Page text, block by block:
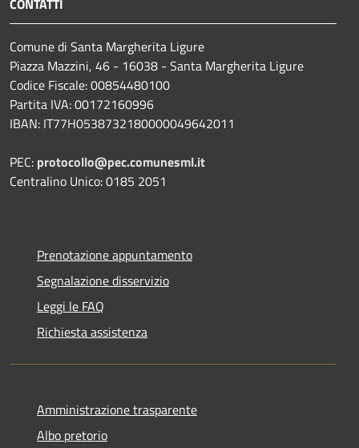
Comune di Santa Margherita Ligure
Piazza Mazzini, 46 - 16038 - Santa Margherita Ligure
Codice Fiscale: 00854480100
Partita IVA: 00172160996
IBAN: IT77H0538732180000049642011
PEC: protocollo@pec.comunesml.it
Centralino Unico: 0185 2051
Prenotazione appuntamento
Segnalazione disservizio
Leggi le FAQ
Richiesta assistenza
Amministrazione trasparente
Albo pretorio